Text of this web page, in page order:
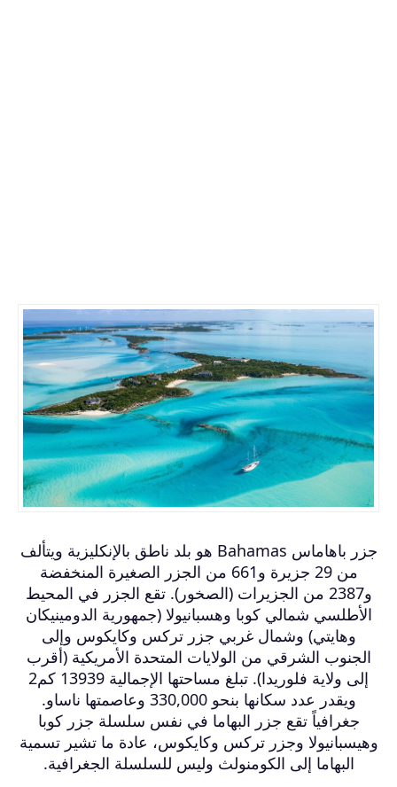
جزر باهاماس Bahamas هو بلد ناطق بالإنكليزية ويتألف
من 29 جزيرة و661 من الجزر الصغيرة المنخفضة
و2387 من الجزيرات (الصخور). تقع الجزر في المحيط
الأطلسي شمالي كوبا وهسبانيولا (جمهورية الدومينيكان
وهايتي) وشمال غربي جزر تركس وكايكوس وإلى
الجنوب الشرقي من الولايات المتحدة الأمريكية (أقرب
إلى ولاية فلوريدا). تبلغ مساحتها الإجمالية 13939 كم2
ويقدر عدد سكانها بنحو 330,000 وعاصمتها ناساو.
جغرافياً تقع جزر البهاما في نفس سلسلة جزر كوبا
وهيسبانيولا وجزر تركس وكايكوس، عادة ما تشير تسمية
البهاما إلى الكومنولث وليس للسلسلة الجغرافية.